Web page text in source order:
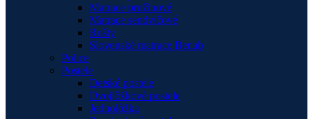
Matrace pružinové
Matrace sendvičové
Rošty
Slovenské matrace Benab
Police
Postele
Detské postele
Dvojlôžkové postele
Jednolôžka